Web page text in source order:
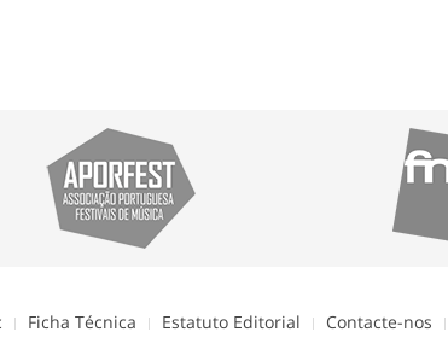
Ficha Técnica Estatuto Editorial Contacte-nos